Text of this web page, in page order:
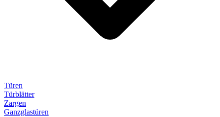
Türen
Türblätter
Zargen
Ganzglastüren